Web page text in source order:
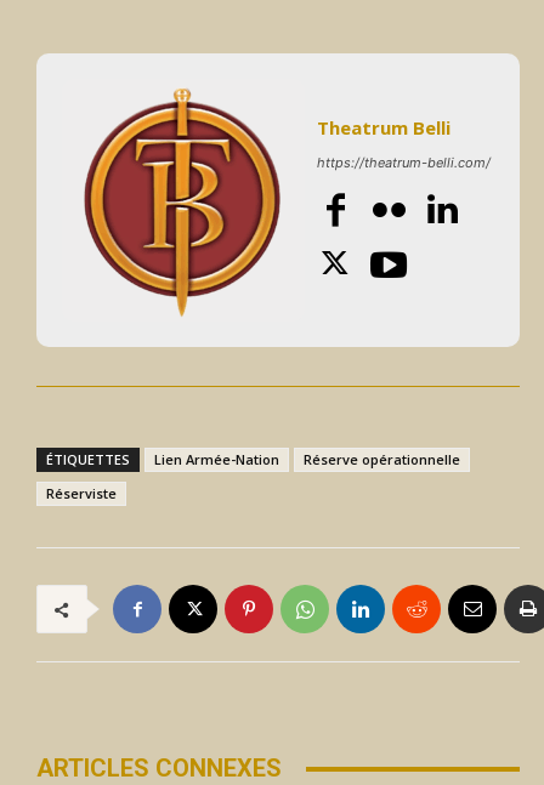
Theatrum Belli
https://theatrum-belli.com/
ÉTIQUETTES Lien Armée-Nation
Réserve opérationnelle
Réserviste
ARTICLES CONNEXES